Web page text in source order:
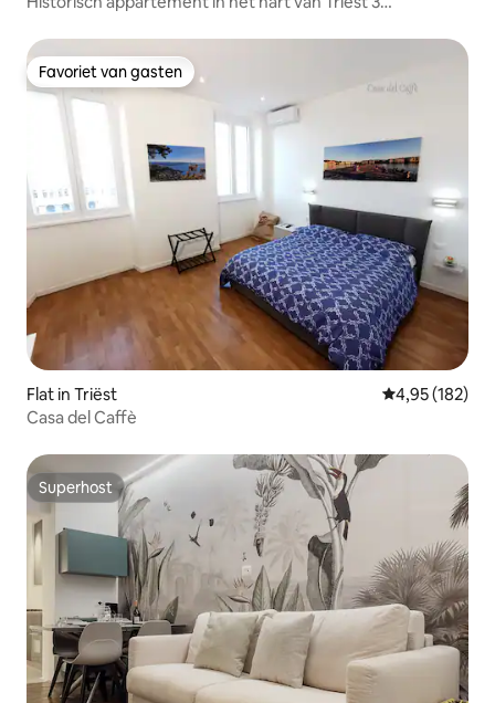
Favoriet van gasten
Favoriet van gasten
Flat in Triëst Gemiddelde
4,95 (182)
Casa del Caffè
Superhost
Superhost